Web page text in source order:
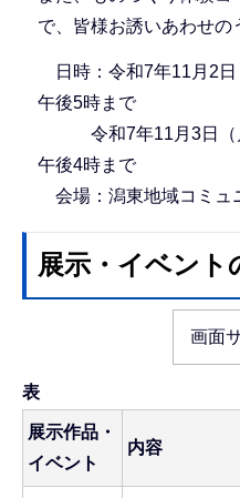
で、皆様お誘いあわせの
日時：令和7年11月2日
午後5時まで
令和7年11月3日（月
午後4時まで
会場：潟東地域コミュ
展示・イベント
画面
表
展示作品・
イベント
内容